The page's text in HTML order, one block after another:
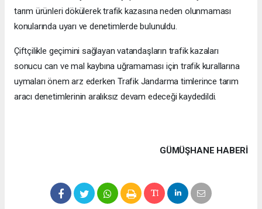
tarım ürünleri dökülerek trafik kazasına neden olunmaması
konularında uyarı ve denetimlerde bulunuldu.
Çiftçilikle geçimini sağlayan vatandaşların trafik kazaları
sonucu can ve mal kaybına uğramaması için trafik kurallarına
uymaları önem arz ederken Trafik Jandarma timlerince tarım
aracı denetimlerinin aralıksız devam edeceği kaydedildi.
GÜMÜŞHANE HABERİ